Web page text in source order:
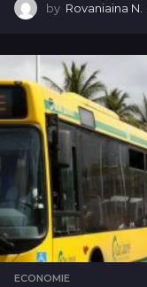
by Rovaniaina N.
ECONOMIE